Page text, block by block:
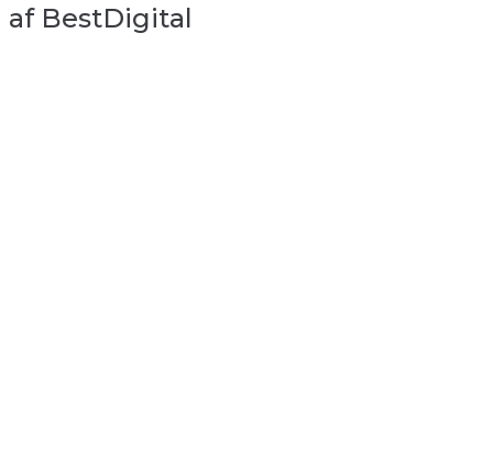
af BestDigital